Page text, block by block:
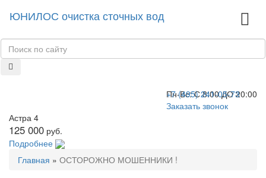
ЮНИЛОС очистка сточных вод
+7 (495) 241-05-73
Пн-Вс: С 8:00 ДО 20:00
Заказать звонок
Астра 4
125 000 руб.
Подробнее
Главная » ОСТОРОЖНО МОШЕННИКИ !